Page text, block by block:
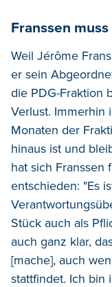
Franssen
Weil Jérôme
er sein
die PDG-Fraktion
Verlust. Immerhin
Monaten der
hinaus ist und
hat sich Franssen
entschieden: "Es
Stück auch als
auch ganz klar,
[mache], auch
stattfindet. Ich bin